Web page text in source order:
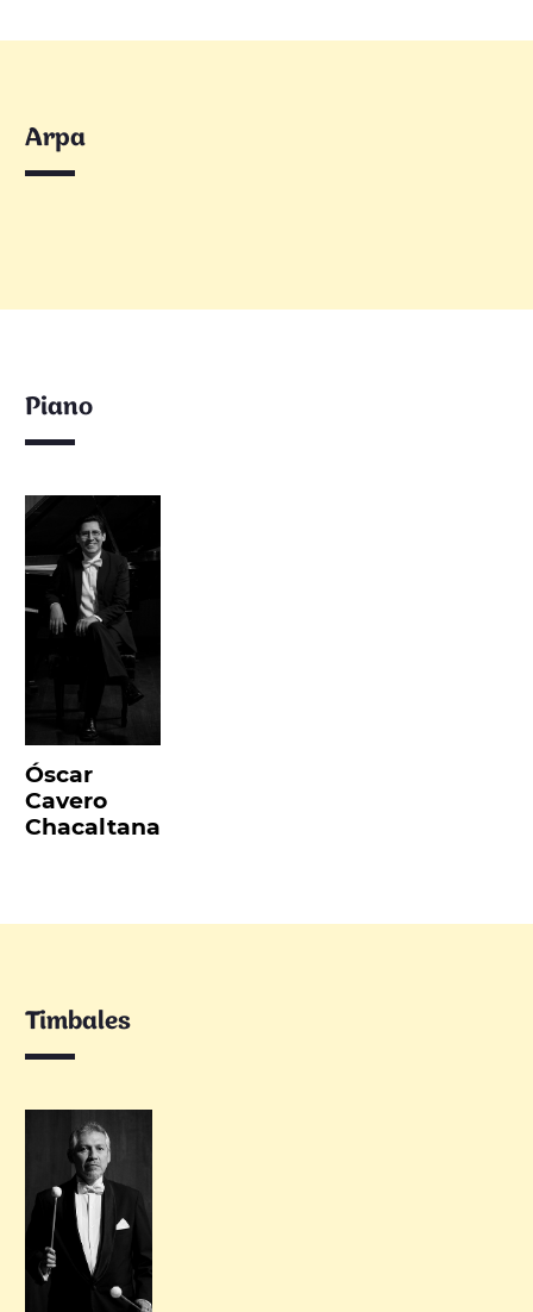
Arpa
Piano
Óscar
Cavero
Chacaltana
Timbales